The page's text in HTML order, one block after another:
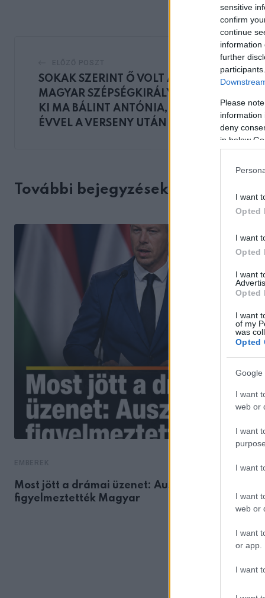
sensitive
confirm
continue
information
further
Please
information
deny
in below
I want
Opted
I want
Opted
I want
Opted
I want
of my
was
Opted
Google
I want
web or
I want
I want
I want
web or
I want
or app.
I want
SOKAK SZERINT Ő VOLT A LEGSZEBB
MAGYAR SZÉPSÉGKIRÁLYNŐ: ÍGY NÉZ
KI MA BÁLINT ANTÓNIA, TÖBB MINT 30
ÉVVEL A VERSENY UTÁN
További bejegyzések
Most jött a drámai üzenet: Ausztriából
figyelmeztették Magyar